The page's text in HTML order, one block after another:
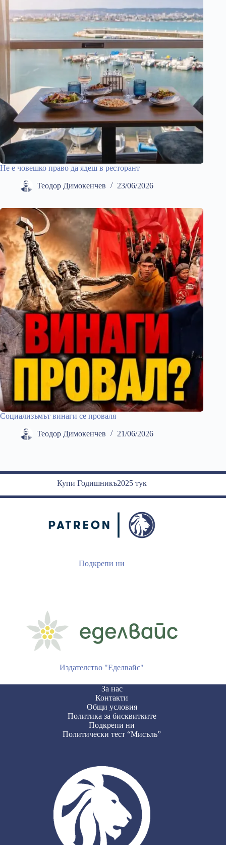
Не е човешко право да ядеш в ресторант
Теодор Димокенчев 23/06/2026
Социализъмът винаги се проваля
Теодор Димокенчев 21/06/2026
Купи Годишникъ2025 тук
Подкрепи ни
Издателство "Еделвайс"
За нас
Контакти
Общи условия
Политика за бисквитките
Подкрепи ни
Политически тест “Мисъль”